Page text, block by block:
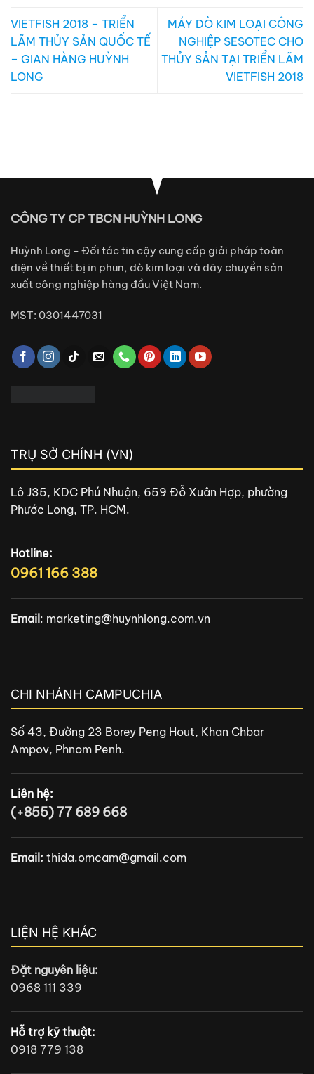
VIETFISH 2018 – TRIỂN
LÃM THỦY SẢN QUỐC TẾ
– GIAN HÀNG HUỲNH
LONG
MÁY DÒ KIM LOẠI CÔNG
NGHIỆP SESOTEC CHO
THỦY SẢN TẠI TRIỂN LÃM
VIETFISH 2018
CÔNG TY CP TBCN HUỲNH LONG
Huỳnh Long - Đối tác tin cậy cung cấp giải pháp toàn
diện về thiết bị in phun, dò kim loại và dây chuyền sản
xuất công nghiệp hàng đầu Việt Nam.
MST: 0301447031
TRỤ SỞ CHÍNH (VN)
Lô J35, KDC Phú Nhuận, 659 Đỗ Xuân Hợp, phường
Phước Long, TP. HCM.
Hotline:
0961 166 388
Email : marketing@huynhlong.com.vn
CHI NHÁNH CAMPUCHIA
Số 43, Đường 23 Borey Peng Hout, Khan Chbar
Ampov, Phnom Penh.
Liên hệ:
(+855) 77 689 668
Email: thida.omcam@gmail.com
LIỆN HỆ KHÁC
Đặt nguyên liệu:
0968 111 339
Hỗ trợ kỹ thuật:
0918 779 138